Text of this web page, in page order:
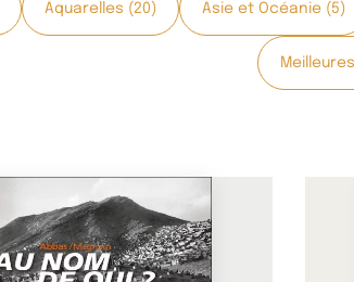
Aquarelles (20) Asie et Océanie (5)